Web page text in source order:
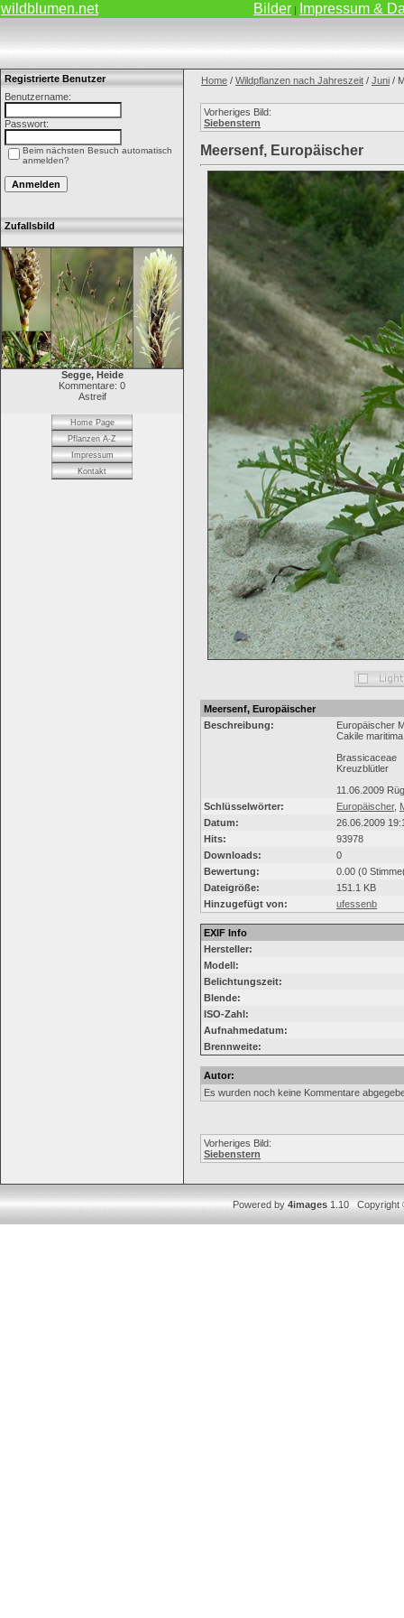
wildblumen.net Bilder | Impressum &
Registrierte Benutzer
Benutzername:
Passwort:
Beim nächsten Besuch automatisch
anmelden?
Zufallsbild
Segge, Heide
Kommentare: 0
Astreif
Home Page
Pflanzen A-Z
Impressum
Kontakt
Home / Wildpflanzen nach Jahreszeit / Juni /
Vorheriges Bild:
Siebenstern
Meersenf, Europäischer
Meersenf, Europäischer
Beschreibung:
Europäischer
Cakile maritima
Brassicaceae
Kreuzblütler
11.06.2009
Schlüsselwörter:
Europäischer,
Datum:
26.06.2009
Hits:
93978
Downloads:
0
Bewertung:
0.00 (0
Dateigröße:
151.1 KB
Hinzugefügt von:
ufessenb
EXIF Info
Hersteller:
Modell:
Belichtungszeit:
Blende:
ISO-Zahl:
Aufnahmedatum:
Brennweite:
Autor:
Es wurden noch keine Kommentare
Vorheriges Bild:
Siebenstern
Powered by4images1.10 Copyright